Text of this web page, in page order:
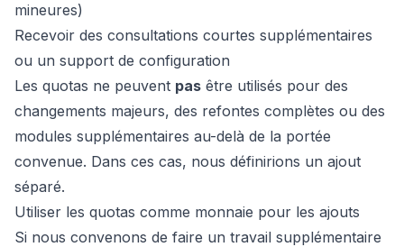
mineures)
Recevoir des consultations courtes supplémentaires
ou un support de configuration
Les quotas ne peuvent pas être utilisés pour des
changements majeurs, des refontes complètes ou des
modules supplémentaires au-delà de la portée
convenue. Dans ces cas, nous définirions un ajout
séparé.
Utiliser les quotas comme monnaie pour les ajouts
Si nous convenons de faire un travail supplémentaire